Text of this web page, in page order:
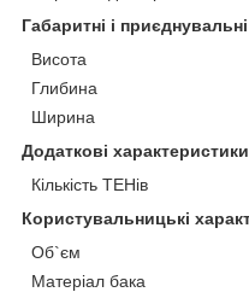
Габаритні і
Висота
Глибина
Ширина
Додаткові
Кількість ТЕНів
Користувальницькі
Об`єм
Матеріал бака